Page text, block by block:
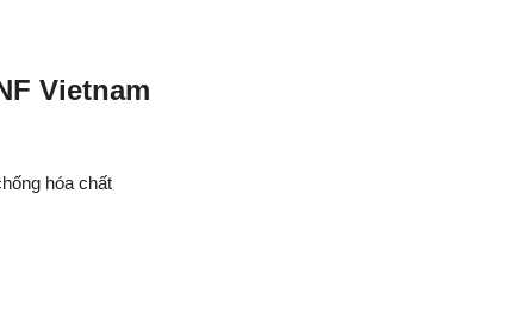
Vietnam
hóa chất